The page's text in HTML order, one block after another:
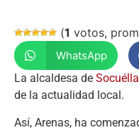
(1 votos,
WhatsApp
La alcaldesa de
de la actualidad local.
Así, Arenas, ha